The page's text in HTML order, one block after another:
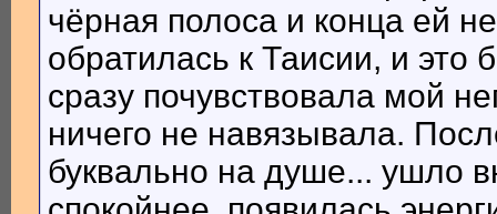
чёрная полоса и конца ей
обратилась к Таисии, и
сразу почувствовала мой
ничего не навязывала.
буквально на душе... ушло